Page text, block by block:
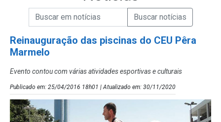
Campo de Busca de Notícias
Campo de Busca de informaçõesEnviar a Busca de Notícias
Reinauguração das piscinas do CEU Pêra
Marmelo
Evento contou com várias atividades esportivas e culturais
Publicado em: 25/04/2016 18h01 | Atualizado em: 30/11/2020